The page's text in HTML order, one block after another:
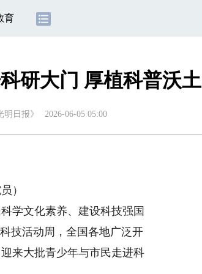
育
研大门 厚植科普沃土
日报》 2026-06-05 05:00
）
学文化素养、建设科技强国
技活动周，全国各地广泛开
来大批青少年与市民走进科